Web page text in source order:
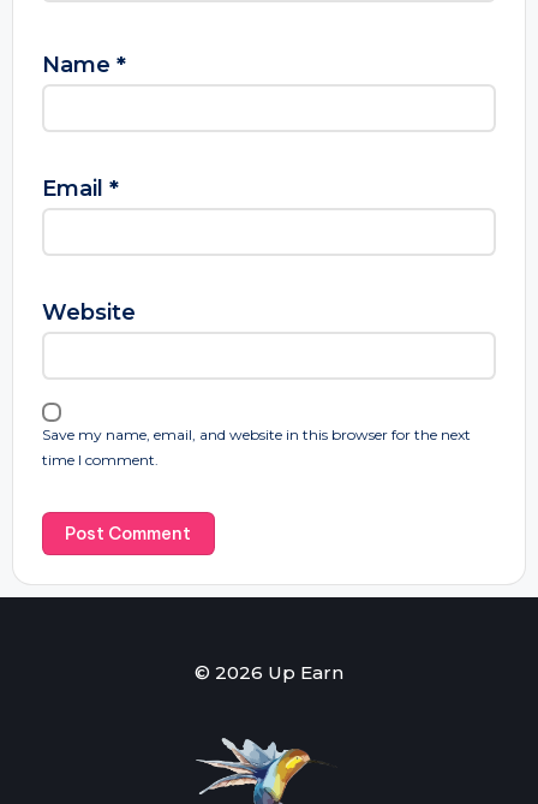
Name *
Email *
Website
Save my name, email, and website in this browser for the next
time I comment.
© 2026 Up Earn